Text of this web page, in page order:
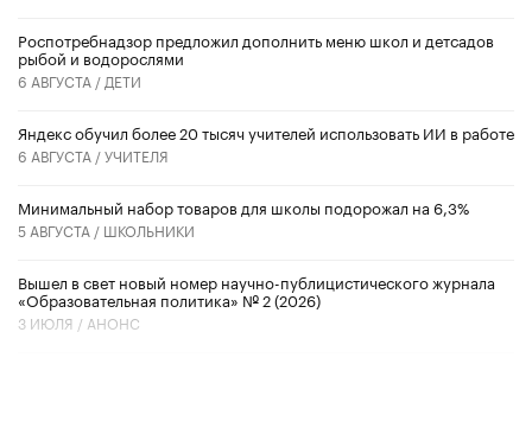
Роспотребнадзор предложил дополнить меню школ и детсадов
рыбой и водорослями
6 АВГУСТА / ДЕТИ
​Яндекс обучил более 20 тысяч учителей использовать ИИ в работе
6 АВГУСТА /УЧИТЕЛЯ
Минимальный набор товаров для школы подорожал на 6,3%
5 АВГУСТА / ШКОЛЬНИКИ
Вышел в свет новый номер научно-публицистического журнала
«Образовательная политика» № 2 (2026)
3 ИЮЛЯ / АНОНС